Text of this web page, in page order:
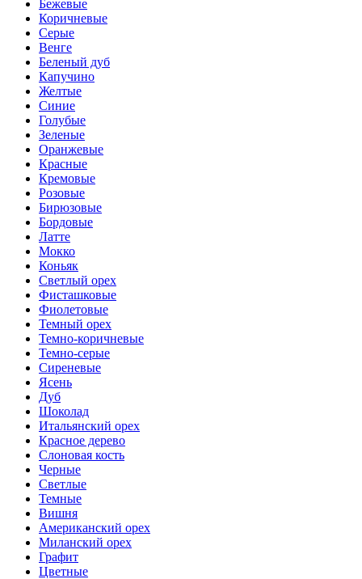
Бежевые
Коричневые
Серые
Венге
Беленый дуб
Капучино
Желтые
Синие
Голубые
Зеленые
Оранжевые
Красные
Кремовые
Розовые
Бирюзовые
Бордовые
Латте
Мокко
Коньяк
Светлый орех
Фисташковые
Фиолетовые
Темный орех
Темно-коричневые
Темно-серые
Сиреневые
Ясень
Дуб
Шоколад
Итальянский орех
Красное дерево
Слоновая кость
Черные
Светлые
Темные
Вишня
Американский орех
Миланский орех
Графит
Цветные